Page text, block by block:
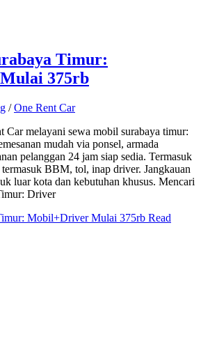
Timur:
375rb
/One Rent Car
Car melayani sewa mobil surabaya timur:
mudah via ponsel, armada
pelanggan 24 jam siap sedia. Termasuk
BBM, tol, inap driver. Jangkauan
luar kota dan kebutuhan khusus. Mencari
Driver
Mobil+Driver Mulai 375rb Read